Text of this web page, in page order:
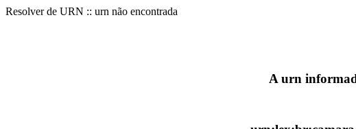
Resolver de URN :: urn não encontrada
A urn